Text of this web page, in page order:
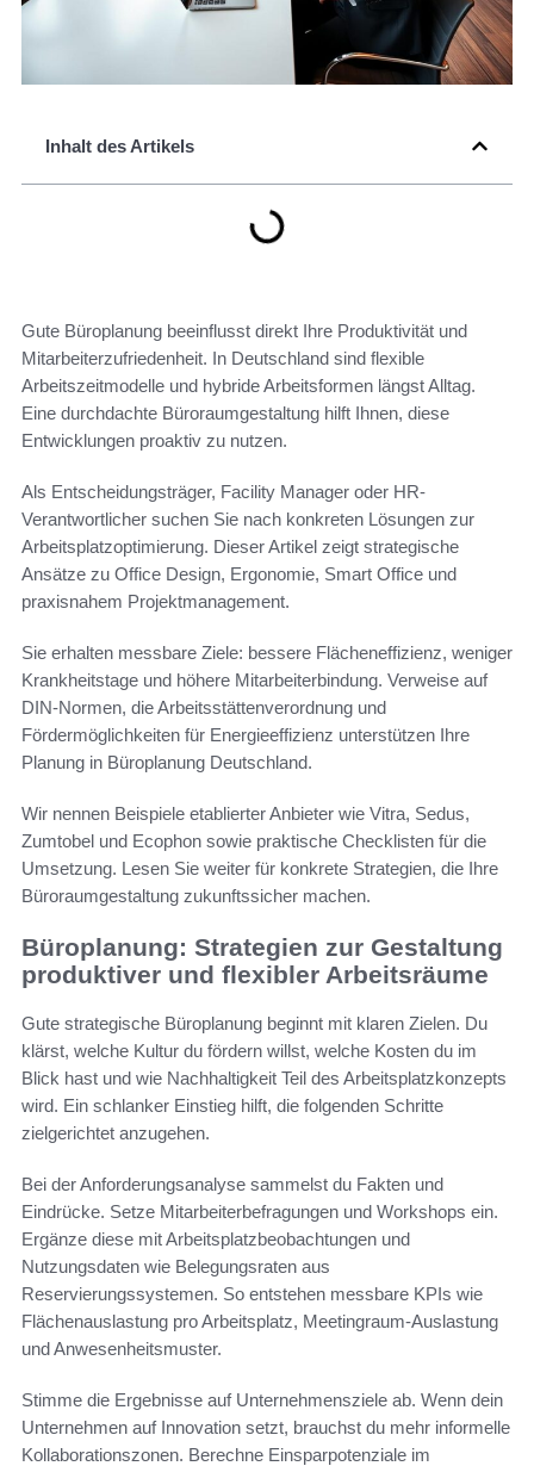
Inhalt des Artikels
Gute Büroplanung beeinflusst direkt Ihre Produktivität und
Mitarbeiterzufriedenheit. In Deutschland sind flexible
Arbeitszeitmodelle und hybride Arbeitsformen längst Alltag.
Eine durchdachte Büroraumgestaltung hilft Ihnen, diese
Entwicklungen proaktiv zu nutzen.
Als Entscheidungsträger, Facility Manager oder HR-
Verantwortlicher suchen Sie nach konkreten Lösungen zur
Arbeitsplatzoptimierung. Dieser Artikel zeigt strategische
Ansätze zu Office Design, Ergonomie, Smart Office und
praxisnahem Projektmanagement.
Sie erhalten messbare Ziele: bessere Flächeneffizienz, weniger
Krankheitstage und höhere Mitarbeiterbindung. Verweise auf
DIN-Normen, die Arbeitsstättenverordnung und
Fördermöglichkeiten für Energieeffizienz unterstützen Ihre
Planung in Büroplanung Deutschland.
Wir nennen Beispiele etablierter Anbieter wie Vitra, Sedus,
Zumtobel und Ecophon sowie praktische Checklisten für die
Umsetzung. Lesen Sie weiter für konkrete Strategien, die Ihre
Büroraumgestaltung zukunftssicher machen.
Büroplanung: Strategien zur Gestaltung
produktiver und flexibler Arbeitsräume
Gute strategische Büroplanung beginnt mit klaren Zielen. Du
klärst, welche Kultur du fördern willst, welche Kosten du im
Blick hast und wie Nachhaltigkeit Teil des Arbeitsplatzkonzepts
wird. Ein schlanker Einstieg hilft, die folgenden Schritte
zielgerichtet anzugehen.
Bei der Anforderungsanalyse sammelst du Fakten und
Eindrücke. Setze Mitarbeiterbefragungen und Workshops ein.
Ergänze diese mit Arbeitsplatzbeobachtungen und
Nutzungsdaten wie Belegungsraten aus
Reservierungssystemen. So entstehen messbare KPIs wie
Flächenauslastung pro Arbeitsplatz, Meetingraum-Auslastung
und Anwesenheitsmuster.
Stimme die Ergebnisse auf Unternehmensziele ab. Wenn dein
Unternehmen auf Innovation setzt, brauchst du mehr informelle
Kollaborationszonen. Berechne Einsparpotenziale im